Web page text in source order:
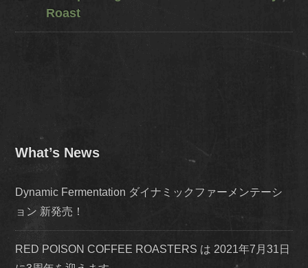
Roast
What’s News
Dynamic Fermentation ダイナミックファーメンテーシ
ョン 新発売！
RED POISON COFFEE ROASTERS は 2021年7月31日